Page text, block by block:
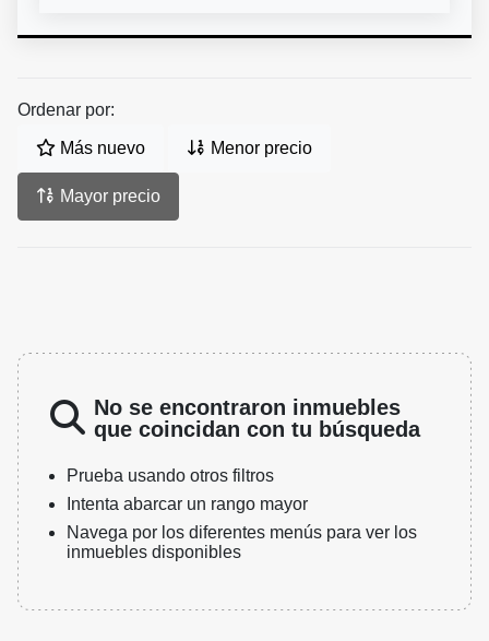
Ordenar por:
Más nuevo Menor precio
Mayor precio
No se encontraron inmuebles
que coincidan con tu búsqueda
Prueba usando otros filtros
Intenta abarcar un rango mayor
Navega por los diferentes menús para ver los
inmuebles disponibles